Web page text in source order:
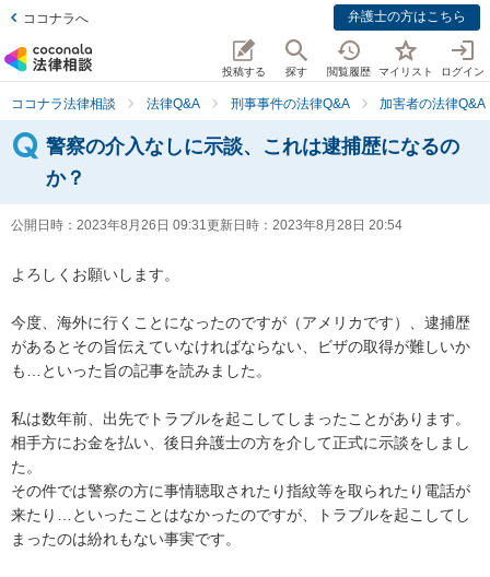
ココナラへ 弁護士の方はこちら
投稿する 探す 閲覧履歴 マイリスト ログイン
ココナラ法律相談 法律Q&A 刑事事件の法律Q&A 加害者の法律Q&A
警察の介入なしに示談、これは逮捕歴になるの
か？
公開日時： 2023年8月26日 09:31更新日時： 2023年8月28日 20:54
よろしくお願いします。
今度、海外に行くことになったのですが（アメリカです）、逮捕歴
があるとその旨伝えていなければならない、ビザの取得が難しいか
も…といった旨の記事を読みました。
私は数年前、出先でトラブルを起こしてしまったことがあります。
相手方にお金を払い、後日弁護士の方を介して正式に示談をしまし
た。
その件では警察の方に事情聴取されたり指紋等を取られたり電話が
来たり…といったことはなかったのですが、トラブルを起こしてし
まったのは紛れもない事実です。